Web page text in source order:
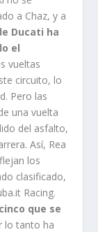
a Chaz, y a
Ducati ha
el
vueltas
circuito, lo
Pero las
una vuelta
del asfalto,
Así, Rea
los
clasificado,
Racing.
que se
lo tanto ha